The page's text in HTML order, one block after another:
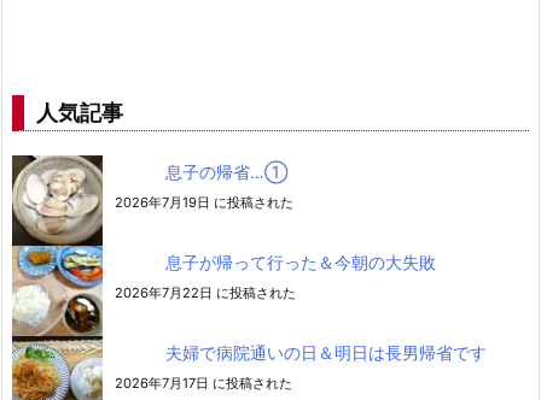
人気記事
息子の帰省…➀
2026年7月19日 に投稿された
息子が帰って行った＆今朝の大失敗
2026年7月22日 に投稿された
夫婦で病院通いの日＆明日は長男帰省です
2026年7月17日 に投稿された